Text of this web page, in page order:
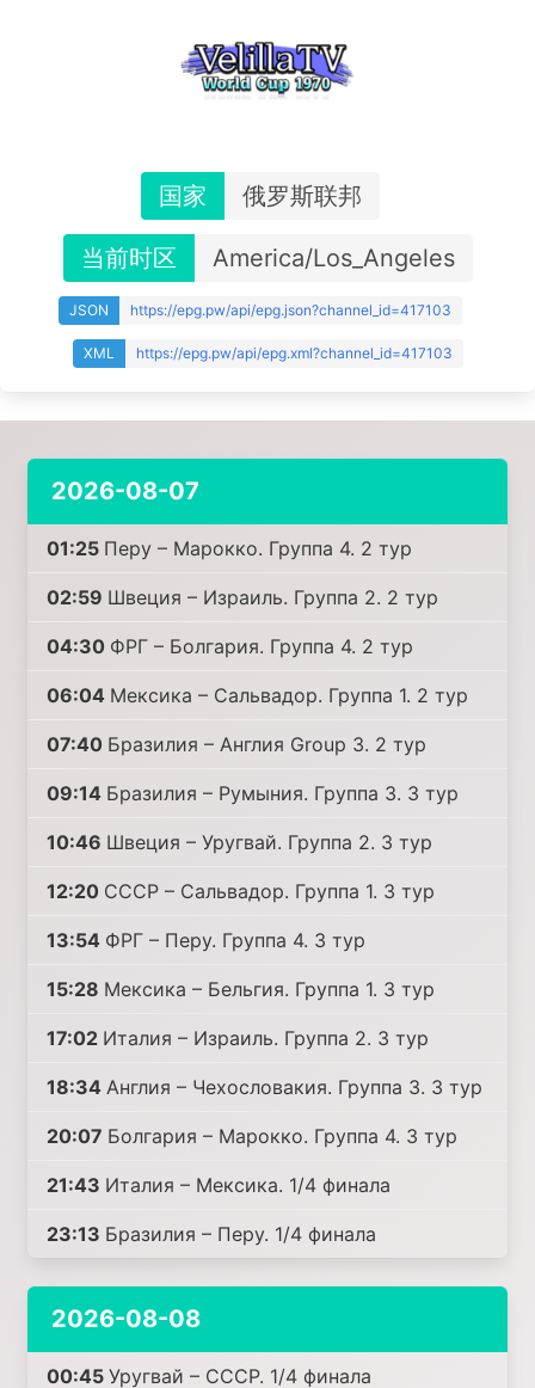
国家 俄罗斯联邦
当前时区 America/Los_Angeles
JSON https://epg.pw/api/epg.json?channel_id=417103
XML https://epg.pw/api/epg.xml?channel_id=417103
2026-08-07
01:25 Перу – Марокко. Группа 4. 2 тур
02:59 Швеция – Израиль. Группа 2. 2 тур
04:30 ФРГ – Болгария. Группа 4. 2 тур
06:04 Мексика – Сальвадор. Группа 1. 2 тур
07:40 Бразилия – Англия Group 3. 2 тур
09:14 Бразилия – Румыния. Группа 3. 3 тур
10:46 Швеция – Уругвай. Группа 2. 3 тур
12:20 СССР – Сальвадор. Группа 1. 3 тур
13:54 ФРГ – Перу. Группа 4. 3 тур
15:28 Мексика – Бельгия. Группа 1. 3 тур
17:02 Италия – Израиль. Группа 2. 3 тур
18:34 Англия – Чехословакия. Группа 3. 3 тур
20:07 Болгария – Марокко. Группа 4. 3 тур
21:43 Италия – Мексика. 1/4 финала
23:13 Бразилия – Перу. 1/4 финала
2026-08-08
00:45 Уругвай – СССР. 1/4 финала